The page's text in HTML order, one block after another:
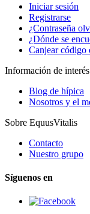
Iniciar sesión
Registrarse
¿Contraseña
¿Dónde se
Canjear código
Información de interés
Blog de hípica
Nosotros y el
Sobre EquusVitalis
Contacto
Nuestro grupo
Síguenos en